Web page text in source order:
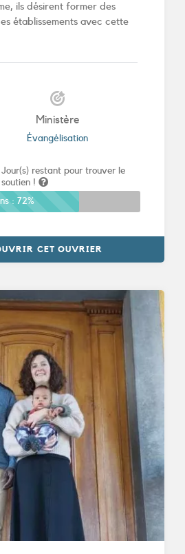
ils désirent former des
établissements avec cette
Ministère
Évangélisation
Jour(s) restant pour trouver le
soutien !
: 72%
CET OUVRIER